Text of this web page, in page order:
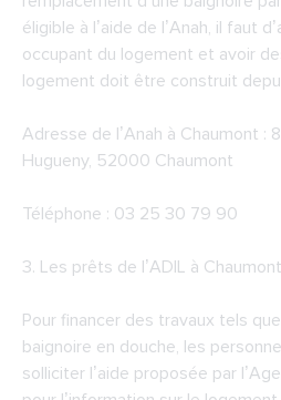
éligible à l’aide de l’Anah, il faut
occupant du logement et avoir
logement doit être construit
Adresse de l’Anah à Chaumont :
Hugueny, 52000 Chaumont
Téléphone : 03 25 30 79 90
3. Les prêts de l’ADIL à Chaumont
Pour financer des travaux tels
baignoire en douche, les
solliciter l’aide proposée par